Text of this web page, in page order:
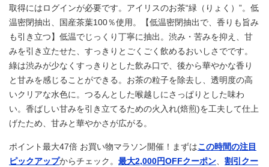
取得にはログインが必要です。アイリスのお茶“緑（りょく）”。低
温密閉抽出、国産茶葉100％使用。【低温密閉抽出で、香りも旨み
も引き立つ】低温でじっくり丁寧に抽出。渋み・苦みを抑え、甘
みを引き立たせた、すっきりとごくごく飲めるおいしさでです。
綠は渋みが少なくすっきりとした飲み口で、後から華やかな香り
と甘みを感じることができる。お茶の粒子を除去し、透明度の高
いクリアな水色に。つるんとした喉越しにさっぱりとした味わ
い。香ばしい甘みを引き立てるための火入れ(焙煎)を工夫して仕上
げたため、甘みと華やかさが広がる。
ポイント最大47倍 お買い物マラソン開催！まずはこの時間の注目
ピックアップからチェック。 最大2,000円OFFクーポン、 割引クー